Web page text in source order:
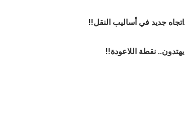
جديد في أساليب النقل!!
نقطة اللاعودة!!